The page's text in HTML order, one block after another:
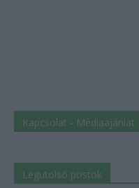
Kapcsolat - Médiaajánlat
Legutolsó postok